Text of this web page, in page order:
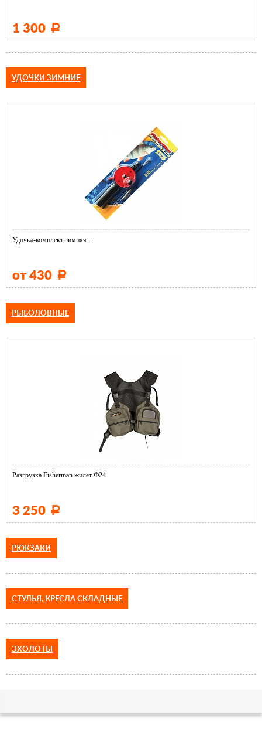
1 300 Р
УДОЧКИ ЗИМНИЕ
Удочка-комплект зимняя ...
от 430 Р
РЫБОЛОВНЫЕ
Разгрузка Fisherman жилет Ф24
3 250 Р
РЮКЗАКИ
СТУЛЬЯ, КРЕСЛА СКЛАДНЫЕ
ЭХОЛОТЫ